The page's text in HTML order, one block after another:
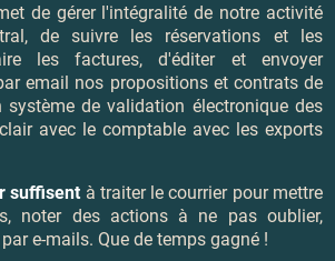
de gérer l'intégralité de notre activité
de suivre les réservations et les
les factures, d'éditer et envoyer
email nos propositions et contrats de
de validation électronique des
avec le comptable avec les exports
suffisent à traiter le courrier pour mettre
noter des actions à ne pas oublier,
e-mails. Que de temps gagné !